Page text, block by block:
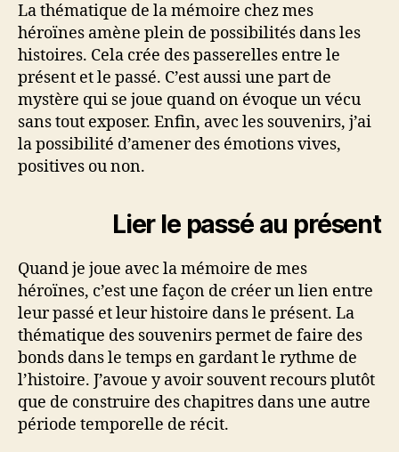
n
t
a
l
La thématique de la mémoire chez mes
héroïnes amène plein de possibilités dans les
histoires. Cela crée des passerelles entre le
présent et le passé. C’est aussi une part de
mystère qui se joue quand on évoque un vécu
sans tout exposer. Enfin, avec les souvenirs, j’ai
la possibilité d’amener des émotions vives,
positives ou non.
Lier le passé au présent
Quand je joue avec la mémoire de mes
héroïnes, c’est une façon de créer un lien entre
leur passé et leur histoire dans le présent. La
thématique des souvenirs permet de faire des
bonds dans le temps en gardant le rythme de
l’histoire. J’avoue y avoir souvent recours plutôt
que de construire des chapitres dans une autre
période temporelle de récit.